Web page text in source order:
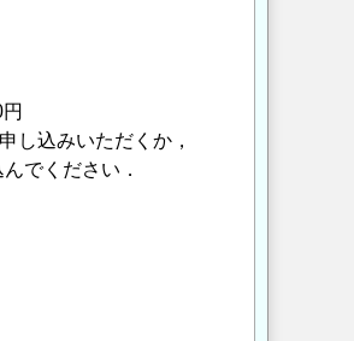
し込みいただくか，
でください．